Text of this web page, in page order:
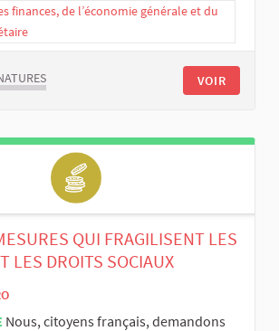
finances, de l’économie générale et du
VOIR
QUI FRAGILISENT LES
LES DROITS SOCIAUX
Nous, citoyens français, demandons